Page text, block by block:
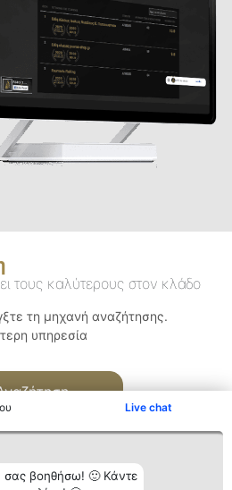
Live chat
σας βοηθήσω! 🙂 Κάντε
τους καλύτερους στον κλάδο
τη μηχανή αναζήτησης.
υπηρεσία